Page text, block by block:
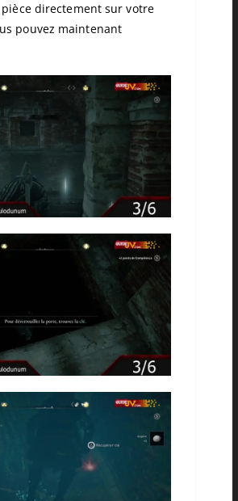
directement sur votre
pouvez maintenant